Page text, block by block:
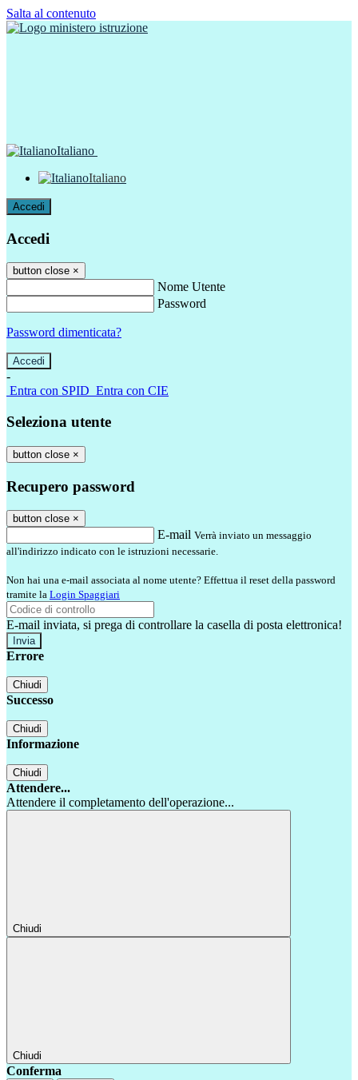
Salta al contenuto
Italiano
Italiano
Accedi
Accedi
button close ×
Nome Utente
Password
Password dimenticata?
-
Entra con SPID Entra con CIE
Seleziona utente
button close ×
Recupero password
button close ×
E-mail Verrà inviato un messaggio
all'indirizzo indicato con le istruzioni necessarie.
Non hai una e-mail associata al nome utente? Effettua il reset della password
tramite la Login Spaggiari
E-mail inviata, si prega di controllare la casella di posta elettronica!
Errore
Chiudi
Successo
Chiudi
Informazione
Chiudi
Attendere...
Attendere il completamento dell'operazione...
Chiudi
Chiudi
Conferma